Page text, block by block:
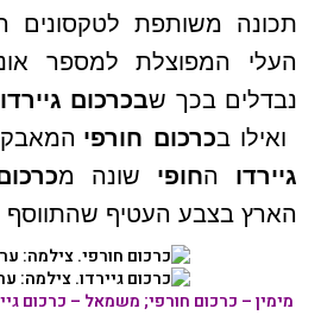
תכונה משותפת
העלי המפוצלת למספר
נבדלים בכך שבכרכום גיירדו
ואילו בכרכום חורפי
גיירדו החופי שונה מ
הארץ בצבע העטיף שהתווסף
מימין – כרכום חורפי; משמאל – כרכום